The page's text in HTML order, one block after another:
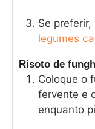
Se preferir,
legumes
Risoto de
Coloque o
fervente e
enquanto